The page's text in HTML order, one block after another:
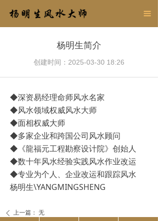
끀
官方首页
行业百科
联系我们
杨明生简介
◆深资易经理命师风水名家
◆风水领域权威风水大师
◆面相权威大师
◆多家企业和跨国公司风水顾问
◆《龍福元工程勘察设计院》创始人
◆数十年风水经验实践风水作业改运
◆专业为个人、企业改运和跟踪风水
杨明生\YANGMINGSHENG
ꄴ 上一篇： 无
创建时间： 2025-03-30 18:26